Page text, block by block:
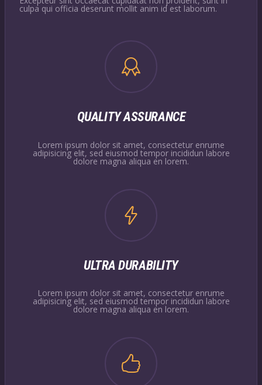
culpa qui officia deserunt mollit anim id est laborum.
QUALITY ASSURANCE
Lorem ipsum dolor sit amet, consectetur enrume
adipisicing elit, sed eiusmod tempor incididun labore
dolore magna aliqua en lorem.
ULTRA DURABILITY
Lorem ipsum dolor sit amet, consectetur enrume
adipisicing elit, sed eiusmod tempor incididun labore
dolore magna aliqua en lorem.